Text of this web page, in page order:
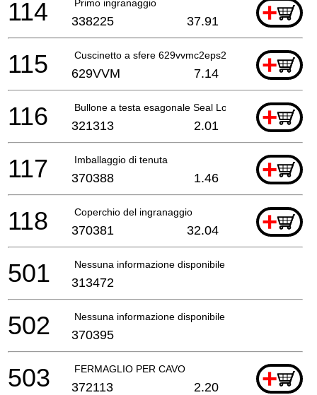
Primo ingranaggio +
114 338225 37.91
Cuscinetto a sfere 629vvmc2eps2l +
115 629VVM 7.14
Bullone a testa esagonale Seal Lock M6x22+
116 321313 2.01
Imballaggio di tenuta +
117 370388 1.46
Coperchio del ingranaggio +
118 370381 32.04
Nessuna informazione disponibile, non ordinabile
501 313472
Nessuna informazione disponibile, non ordinabile
502 370395
FERMAGLIO PER CAVO +
503 372113 2.20